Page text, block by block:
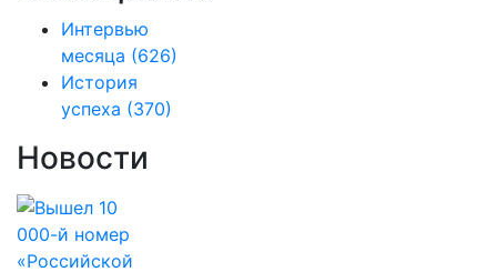
Интервью
месяца (626)
История
успеха (370)
Новости